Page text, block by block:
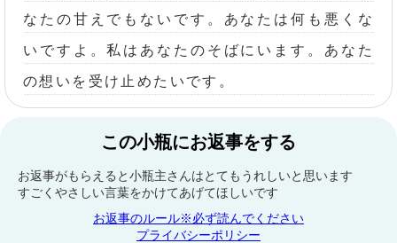
なたの甘えでもないです。あなたは何も悪くな
いですよ。私はあなたのそばにいます。あなた
の想いを受け止めたいです。
この小瓶にお返事をする
お返事がもらえると小瓶主さんはとてもうれしいと思います
すごくやさしい言葉をかけてあげてほしいです
お返事のルール※必ず読んでください
プライバシーポリシー